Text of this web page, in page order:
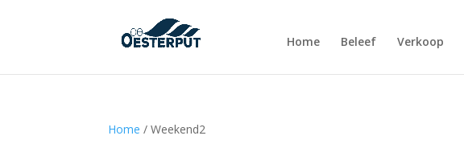
Home Beleef Verkoop
Home / Weekend2